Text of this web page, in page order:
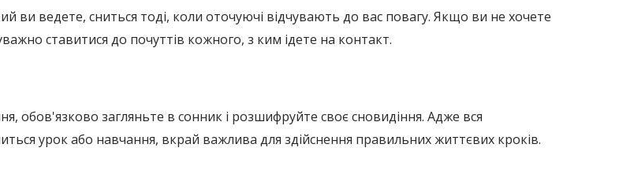
ви ведете, сниться тоді, коли оточуючі відчувають до вас повагу. Якщо ви не хочете
ставитися до почуттів кожного, з ким ідете на контакт.
обов'язково загляньте в сонник і розшифруйте своє сновидіння. Адже вся
урок або навчання, вкрай важлива для здійснення правильних життєвих кроків.